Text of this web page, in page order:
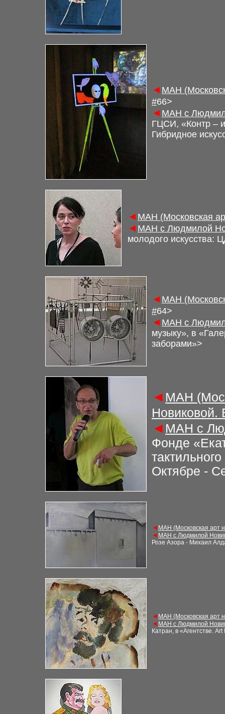
◄ МАН
#66>
◄ МАН с
ГЦСИ, «Контр –
Гибридное
◄ МАН (Московская
◄ МАН с Людмилой
молодого искусства:
◄ МАН
#64>
◄ МАН с
музыку», в
заборами»>
◄ МАН
Новиковой.
◄ МАН с
Фонде
Октябре -
◄ МАН (Московская арт
◄ МАН с Людмилой
Розе Азора - Михаил
◄ МАН (Московская арт
◄ МАН с Людмилой
Катран, в «Агентстве.